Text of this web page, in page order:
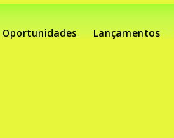
Oportunidades Lançamentos